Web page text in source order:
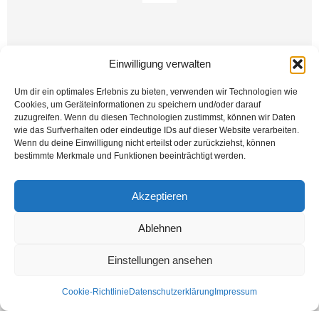
Einwilligung verwalten
Um dir ein optimales Erlebnis zu bieten, verwenden wir Technologien wie
Cookies, um Geräteinformationen zu speichern und/oder darauf
zuzugreifen. Wenn du diesen Technologien zustimmst, können wir Daten
wie das Surfverhalten oder eindeutige IDs auf dieser Website verarbeiten.
Wenn du deine Einwilligung nicht erteilst oder zurückziehst, können
bestimmte Merkmale und Funktionen beeinträchtigt werden.
Akzeptieren
Ablehnen
Einstellungen ansehen
Cookie-Richtlinie Datenschutzerklärung Impressum
Halle'deki kahpe terör saldırısından 4.5 ay sonra şimdi de Hanau'da ırkçı
terörde 9 gencimizi kaybettik. Her gün bir camiye ‘mekanınızı bombalayacağız’
tehditlerin gönderildiği günlerde,...
Weiterlesen